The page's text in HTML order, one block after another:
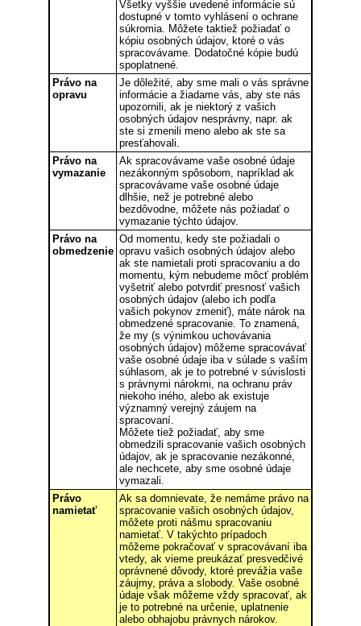
Všetky vyššie uvedené informácie sú
dostupné v tomto vyhlásení o ochrane
súkromia. Môžete taktiež požiadať o
kópiu osobných údajov, ktoré o vás
spracovávame. Dodatočné kópie budú
spoplatnené.
Právo na
opravu
Je dôležité, aby sme mali o vás správne
informácie a žiadame vás, aby ste nás
upozornili, ak je niektorý z vašich
osobných údajov nesprávny, napr. ak
ste si zmenili meno alebo ak ste sa
presťahovali.
Právo na
vymazanie
Ak spracovávame vaše osobné údaje
nezákonným spôsobom, napríklad ak
spracovávame vaše osobné údaje
dlhšie, než je potrebné alebo
bezdôvodne, môžete nás požiadať o
vymazanie týchto údajov.
Právo na
obmedzenie
Od momentu, kedy ste požiadali o
opravu vašich osobných údajov alebo
ak ste namietali proti spracovaniu a do
momentu, kým nebudeme môcť problém
vyšetriť alebo potvrdiť presnosť vašich
osobných údajov (alebo ich podľa
vašich pokynov zmeniť), máte nárok na
obmedzené spracovanie. To znamená,
že my (s výnimkou uchovávania
osobných údajov) môžeme spracovávať
vaše osobné údaje iba v súlade s vaším
súhlasom, ak je to potrebné v súvislosti
s právnymi nárokmi, na ochranu práv
niekoho iného, alebo ak existuje
významný verejný záujem na
spracovaní.
Môžete tiež požiadať, aby sme
obmedzili spracovanie vašich osobných
údajov, ak je spracovanie nezákonné,
ale nechcete, aby sme osobné údaje
vymazali.
Právo
namietať
Ak sa domnievate, že nemáme právo na
spracovanie vašich osobných údajov,
môžete proti nášmu spracovaniu
namietať. V takýchto prípadoch
môžeme pokračovať v spracovávaní iba
vtedy, ak vieme preukázať presvedčivé
oprávnené dôvody, ktoré prevážia vaše
záujmy, práva a slobody. Vaše osobné
údaje však môžeme vždy spracovať, ak
je to potrebné na určenie, uplatnenie
alebo obhajobu právnych nárokov.